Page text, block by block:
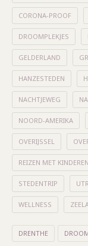
CORONA-PROOF
DROOMPLEKJES
GELDERLAND
HANZESTEDEN
NACHTJEWEG
NOORD-AMERIKA
OVERIJSSEL
REIZEN MET KINDEREN
STEDENTRIP
WELLNESS
DRENTHE